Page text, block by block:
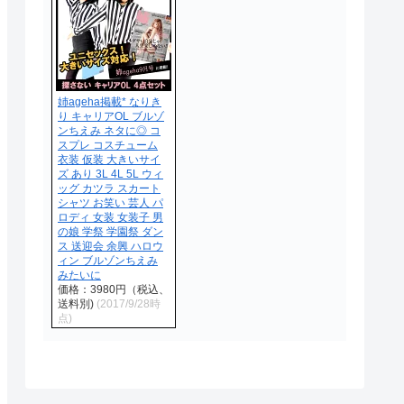
姉ageha掲載* なりき
り キャリアOL ブルゾ
ンちえみ ネタに◎ コ
スプレ コスチューム
衣装 仮装 大きいサイ
ズ あり 3L 4L 5L ウィ
ッグ カツラ スカート
シャツ お笑い 芸人 パ
ロディ 女装 女装子 男
の娘 学祭 学園祭 ダン
ス 送迎会 余興 ハロウ
ィン ブルゾンちえみ
みたいに
価格：3980円（税込、
送料別) (2017/9/28時
点)